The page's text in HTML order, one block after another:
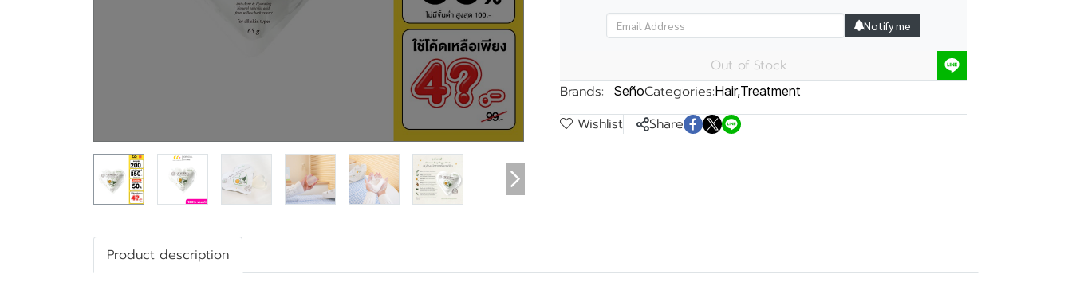
Notify me
Out of Stock
Brands:
SeñoCategories:Hair,Treatment
Wishlist Share
Product description